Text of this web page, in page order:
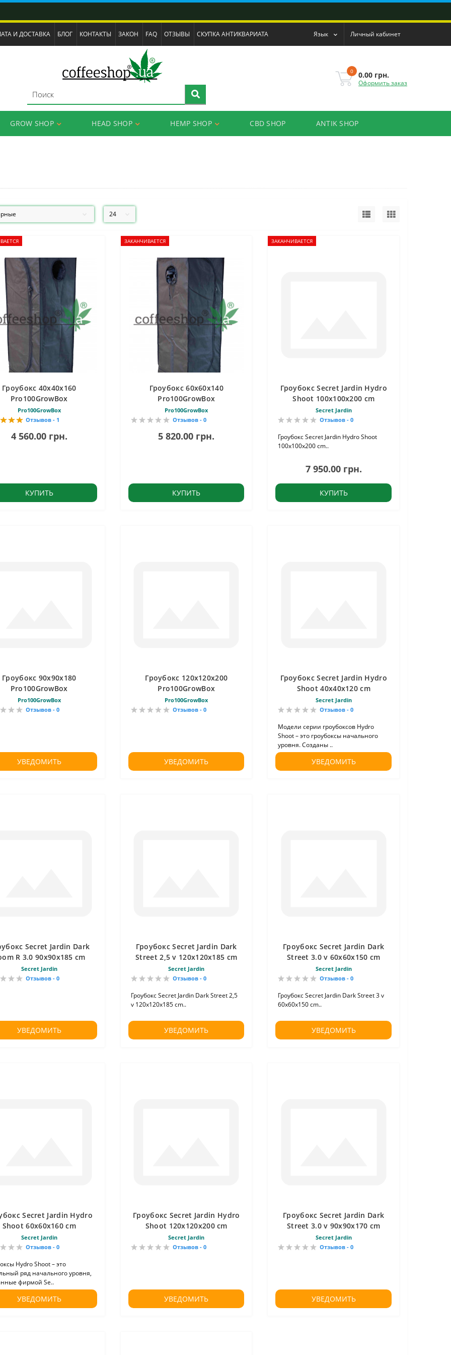
И ДОСТАВКА БЛОГ КОНТАКТЫ ЗАКОН FAQ ОТЗЫВЫ СКУПКА АНТИКВАРИАТА Язык Личный кабинет
0 0.00 грн.
Оформить заказ
GROW SHOP HEAD SHOP HEMP SHOP CBD SHOP ANTIK SHOP
Гроубокс 40х40х160
Pro100GrowBox
Pro100GrowBox
Отзывов - 1
4 560.00 грн.
КУПИТЬ
ЗАКАНЧИВАЕТСЯ
Гроубокс 60х60х140
Pro100GrowBox
Pro100GrowBox
Отзывов - 0
5 820.00 грн.
КУПИТЬ
ЗАКАНЧИВАЕТСЯ
Гроубокс Secret Jardin Hydro
Shoot 100х100х200 cm
Secret Jardin
Отзывов - 0
Гроубокс Secret Jardin Hydro Shoot
100х100х200 cm..
7 950.00 грн.
КУПИТЬ
Гроубокс 90х90х180
Pro100GrowBox
Pro100GrowBox
Отзывов - 0
УВЕДОМИТЬ
Гроубокс 120х120х200
Pro100GrowBox
Pro100GrowBox
Отзывов - 0
УВЕДОМИТЬ
Гроубокс Secret Jardin Hydro
Shoot 40х40х120 cm
Secret Jardin
Отзывов - 0
Модели серии гроубоксов Hydro
Shoot – это гроубоксы начального
уровня. Созданы ..
УВЕДОМИТЬ
Secret Jardin Dark
R 3.0 90х90х185 сm
Secret Jardin
Отзывов - 0
УВЕДОМИТЬ
Гроубокс Secret Jardin Dark
Street 2,5 v 120х120х185 cm
Secret Jardin
Отзывов - 0
Гроубокс Secret Jardin Dark Street 2,5
v 120х120х185 cm..
УВЕДОМИТЬ
Гроубокс Secret Jardin Dark
Street 3.0 v 60x60x150 cm
Secret Jardin
Отзывов - 0
Гроубокс Secret Jardin Dark Street 3 v
60x60x150 cm..
УВЕДОМИТЬ
Secret Jardin Hydro
Shoot 60х60х160 cm
Secret Jardin
Отзывов - 0
Hydro Shoot – это
ряд начального уровня,
фирмой Se..
УВЕДОМИТЬ
Гроубокс Secret Jardin Hydro
Shoot 120х120х200 cm
Secret Jardin
Отзывов - 0
УВЕДОМИТЬ
Гроубокс Secret Jardin Dark
Street 3.0 v 90х90х170 cm
Secret Jardin
Отзывов - 0
УВЕДОМИТЬ